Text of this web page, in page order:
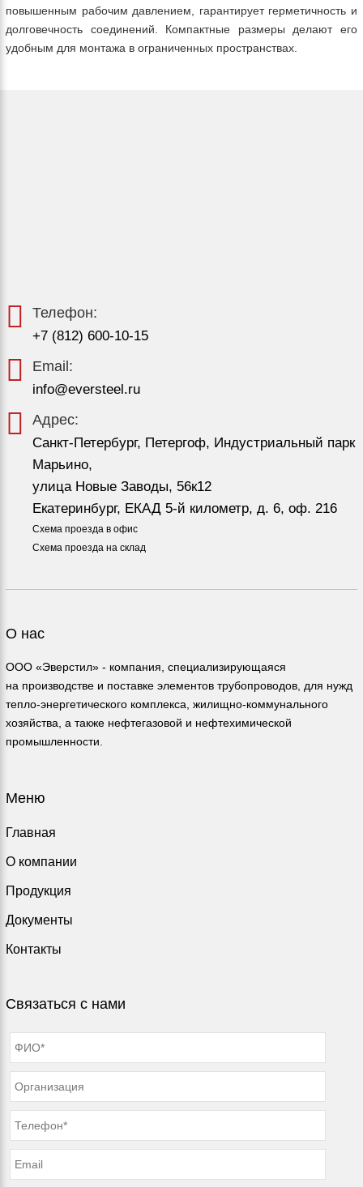
повышенным рабочим давлением, гарантирует герметичность и
долговечность соединений. Компактные размеры делают его
удобным для монтажа в ограниченных пространствах.
Телефон:
+7 (812) 600-10-15
Email:
info@eversteel.ru
Адрес:
Санкт-Петербург, Петергоф, Индустриальный парк
Марьино,
улица Новые Заводы, 56к12
Екатеринбург, ЕКАД 5-й километр, д. 6, оф. 216
Схема проезда в офис
Схема проезда на склад
О нас
ООО «Эверстил» - компания, специализирующаяся
на производстве и поставке элементов трубопроводов, для нужд
тепло-энергетического комплекса, жилищно-коммунального
хозяйства, а также нефтегазовой и нефтехимической
промышленности.
Меню
Главная
О компании
Продукция
Документы
Контакты
Связаться с нами